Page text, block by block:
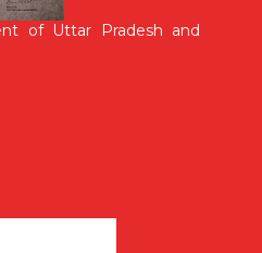
of Uttar Pradesh and